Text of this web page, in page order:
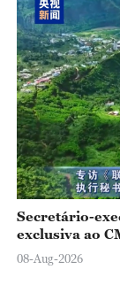
Secretário-
exclusiva ao
08-Aug-2026